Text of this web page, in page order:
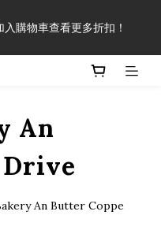
89折優惠！
購物車查看更多折扣！
滿$999（不含運費），即可
An
An Butter Coppe